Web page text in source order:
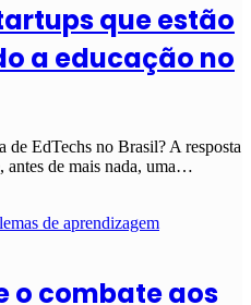
que estão
a educação no
de EdTechs no Brasil? A resposta
antes de mais nada, uma…
o combate aos